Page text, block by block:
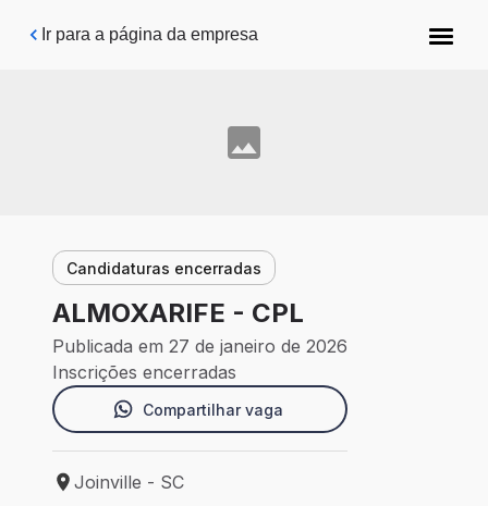
Pular para o conteúdo principal
Ir para a página da empresa
Candidaturas encerradas
ALMOXARIFE - CPL
Publicada em 27 de janeiro de 2026
Inscrições encerradas
Compartilhar vaga
Local de trabalho: Joinville - SC
Joinville - SC